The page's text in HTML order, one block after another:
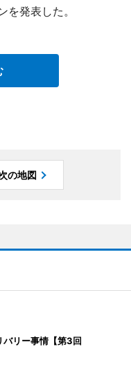
発表した。
の地図
バリー事情【第3回